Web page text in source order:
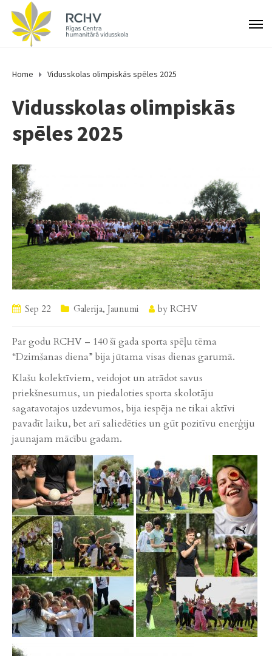
Home Vidusskolas olimpiskās spēles 2025
Vidusskolas olimpiskās
spēles 2025
Sep 22 Galerija, Jaunumi by RCHV
Par godu RCHV – 140 šī gada sporta spēļu tēma
“Dzimšanas diena” bija jūtama visas dienas garumā.
Klašu kolektīviem, veidojot un atrādot savus
priekšnesumus, un piedaloties sporta skolotāju
sagatavotajos uzdevumos, bija iespēja ne tikai aktīvi
pavadīt laiku, bet arī saliedēties un gūt pozitīvu enerģiju
jaunajam mācību gadam.